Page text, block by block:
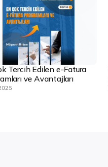
Tercih Edilen e-Fatura
ve Avantajları